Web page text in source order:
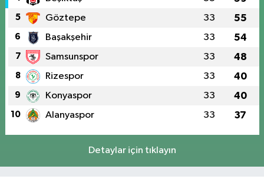
5 Göztepe 33 55
6 Başakşehir 33 54
7 Samsunspor 33 48
8 Rizespor 33 40
9 Konyaspor 33 40
10 Alanyaspor 33 37
Detaylar için tıklayın